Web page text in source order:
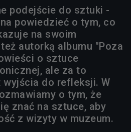
podejście do sztuki -
powiedzieć o tym, co
na swoim
autorką albumu "Poza
o sztuce
ale za to
do refleksji. W
o tym, że
znać na sztuce, aby
z wizyty w muzeum.